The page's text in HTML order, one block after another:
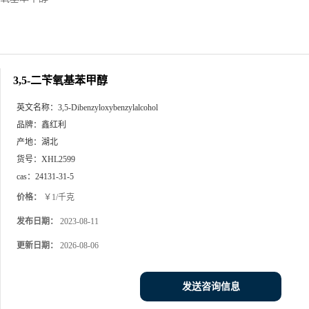
3,5-二苄氧基苯甲醇
英文名称： 3,5-Dibenzyloxybenzylalcohol
品牌： 鑫红利
产地： 湖北
货号： XHL2599
cas： 24131-31-5
价格： ￥1/千克
发布日期： 2023-08-11
更新日期： 2026-08-06
发送咨询信息